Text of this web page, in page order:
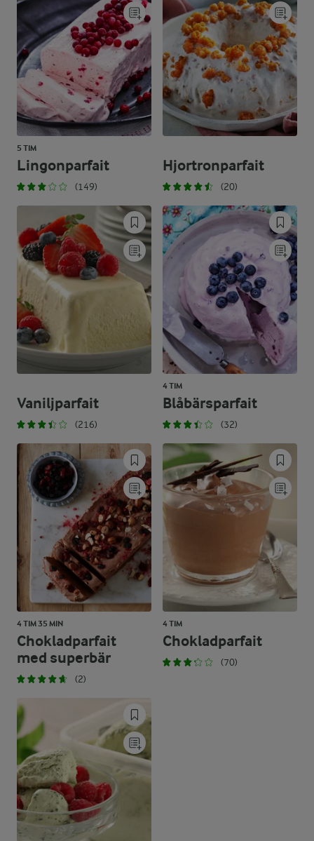
5 TIM
Lingonparfait
(149)
Hjortronparfait
(20)
Vaniljparfait
(216)
4 TIM
Blåbärsparfait
(32)
4 TIM 35 MIN
Chokladparfait
med superbär
(2)
4 TIM
Chokladparfait
(70)